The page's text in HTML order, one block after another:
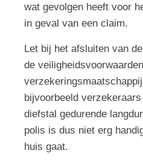
wat gevolgen heeft voor
in geval van een claim.
Let bij het afsluiten van
de
bijvoorbeeld
diefstal gedurende
polis is dus niet erg
huis gaat.